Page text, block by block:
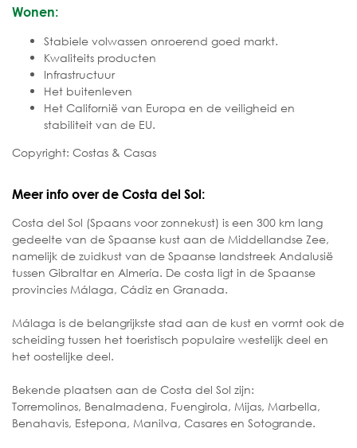
Wonen:
Stabiele volwassen onroerend goed markt.
Kwaliteits producten
Infrastructuur
Het buitenleven
Het Californië van Europa en de veiligheid en
stabiliteit van de EU.
Copyright: Costas & Casas
Meer info over de Costa del Sol:
Costa del Sol (Spaans voor zonnekust) is een 300 km lang
gedeelte van de Spaanse kust aan de Middellandse Zee,
namelijk de zuidkust van de Spaanse landstreek Andalusië
tussen Gibraltar en Almería. De costa ligt in de Spaanse
provincies Málaga, Cádiz en Granada.
Málaga is de belangrijkste stad aan de kust en vormt ook de
scheiding tussen het toeristisch populaire westelijk deel en
het oostelijke deel.
Bekende plaatsen aan de Costa del Sol zijn:
Torremolinos, Benalmadena, Fuengirola, Mijas, Marbella,
Benahavis, Estepona, Manilva, Casares en Sotogrande.